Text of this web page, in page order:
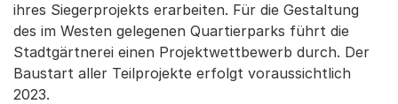
ihres Siegerprojekts erarbeiten. Für die Gestaltung
des im Westen gelegenen Quartierparks führt die
Stadtgärtnerei einen Projektwettbewerb durch. Der
Baustart aller Teilprojekte erfolgt voraussichtlich
2023.